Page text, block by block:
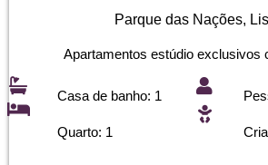
Parque das Nações,
Apartamentos estúdio exclusivos
Casa de banho: 1
Quarto: 1